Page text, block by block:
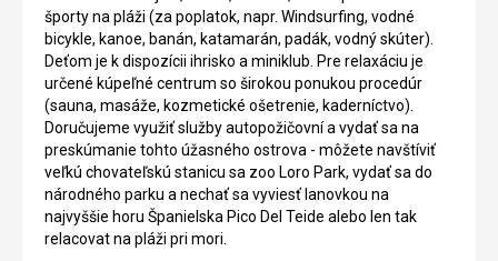
športy na pláži (za poplatok, napr. Windsurfing, vodné
bicykle, kanoe, banán, katamarán, padák, vodný skúter).
Deťom je k dispozícii ihrisko a miniklub. Pre relaxáciu je
určené kúpeľné centrum so širokou ponukou procedúr
(sauna, masáže, kozmetické ošetrenie, kaderníctvo).
Doručujeme využiť služby autopožičovní a vydať sa na
preskúmanie tohto úžasného ostrova - môžete navštíviť
veľkú chovateľskú stanicu sa zoo Loro Park, vydať sa do
národného parku a nechať sa vyviesť lanovkou na
najvyššie horu Španielska Pico Del Teide alebo len tak
relacovat na pláži pri mori.